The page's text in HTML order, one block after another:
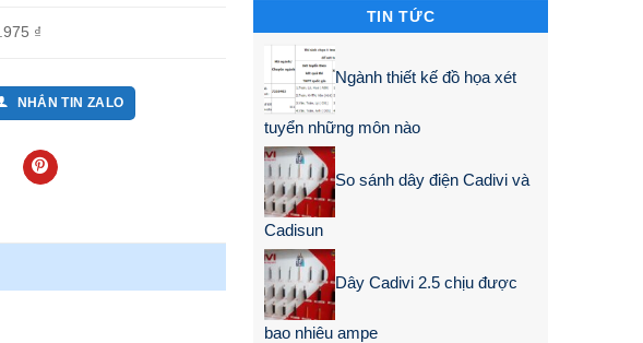
TIN TỨC
Ngành thiết kế đồ họa xét
tuyển những môn nào
So sánh dây điện Cadivi và
Cadisun
Dây Cadivi 2.5 chịu được
bao nhiêu ampe
₫
NHẮN TIN ZALO